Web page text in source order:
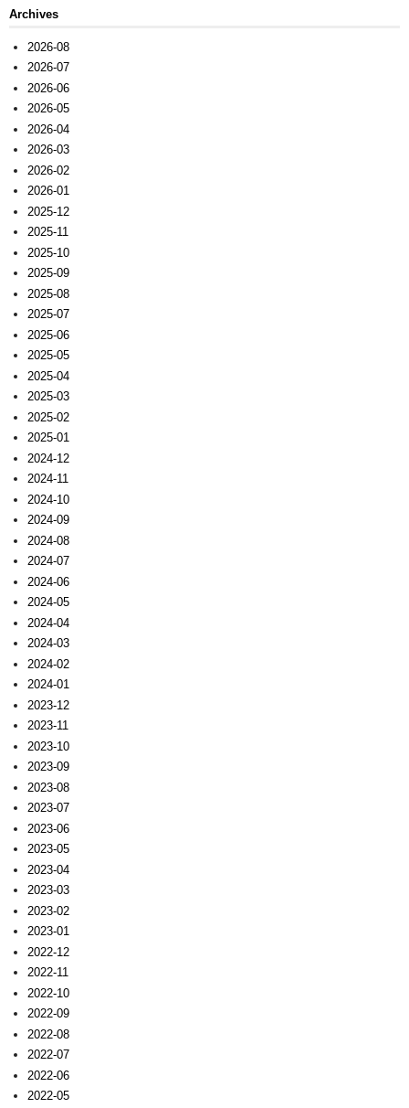
Archives
2026-08
2026-07
2026-06
2026-05
2026-04
2026-03
2026-02
2026-01
2025-12
2025-11
2025-10
2025-09
2025-08
2025-07
2025-06
2025-05
2025-04
2025-03
2025-02
2025-01
2024-12
2024-11
2024-10
2024-09
2024-08
2024-07
2024-06
2024-05
2024-04
2024-03
2024-02
2024-01
2023-12
2023-11
2023-10
2023-09
2023-08
2023-07
2023-06
2023-05
2023-04
2023-03
2023-02
2023-01
2022-12
2022-11
2022-10
2022-09
2022-08
2022-07
2022-06
2022-05